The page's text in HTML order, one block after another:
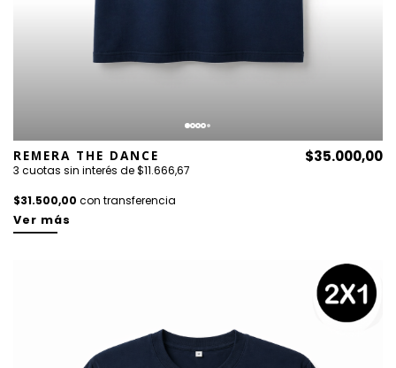
REMERA THE DANCE
3 cuotas sin interés de $11.666,67
$31.500,00 con transferencia
$35.000,00
Ver más